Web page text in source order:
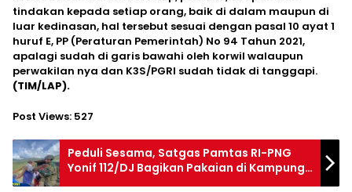
tindakan kepada setiap orang, baik di dalam maupun di
luar kedinasan, hal tersebut sesuai dengan pasal 10 ayat 1
huruf E, PP (Peraturan Pemerintah) No 94 Tahun 2021,
apalagi sudah di garis bawahi oleh korwil walaupun
perwakilan nya dan K3S/PGRI sudah tidak di tanggapi.
(TIM/LAP).
Post Views: 527
Peduli Sesama, Satgas Pamtas RI-PNG
Yonif 112/DJ Bagikan Pakaian di Kampung
Jigobak